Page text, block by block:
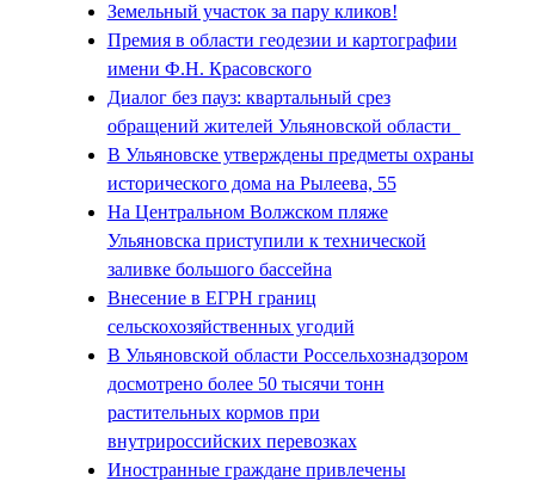
Земельный участок за пару кликов!
Премия в области геодезии и картографии
имени Ф.Н. Красовского
Диалог без пауз: квартальный срез
обращений жителей Ульяновской области
В Ульяновске утверждены предметы охраны
исторического дома на Рылеева, 55
На Центральном Волжском пляже
Ульяновска приступили к технической
заливке большого бассейна
Внесение в ЕГРН границ
сельскохозяйственных угодий
В Ульяновской области Россельхознадзором
досмотрено более 50 тысячи тонн
растительных кормов при
внутрироссийских перевозках
Иностранные граждане привлечены